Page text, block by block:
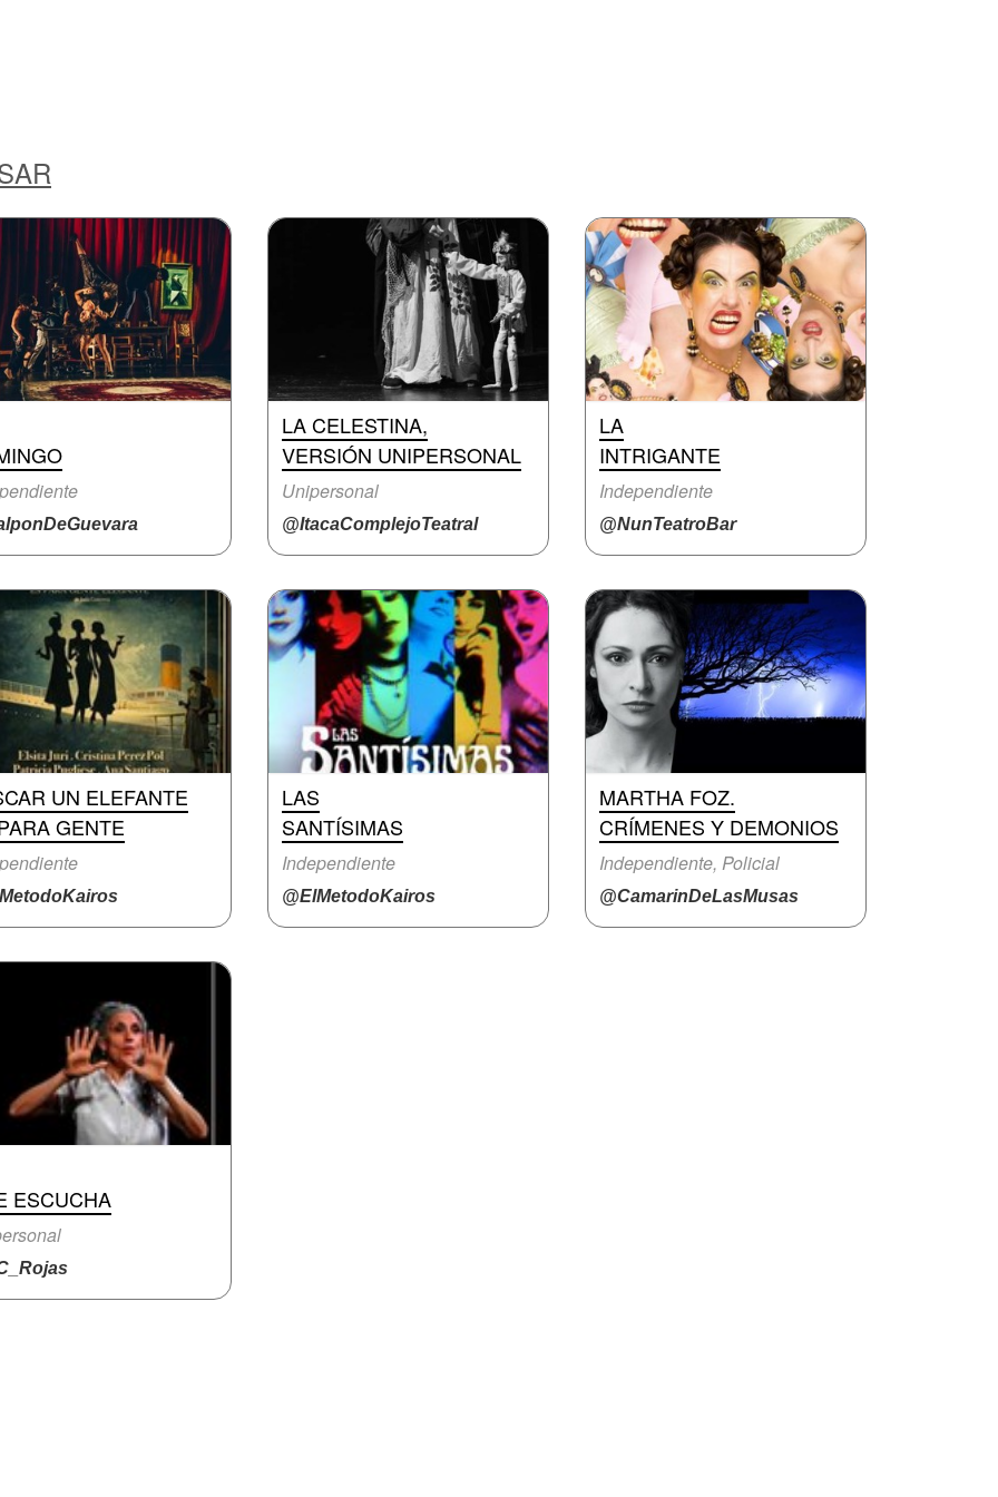
LA CELESTINA,
VERSIÓN UNIPERSONAL
Unipersonal
@ItacaComplejoTeatral
LA
INTRIGANTE
Independiente
@NunTeatroBar
UN ELEFANTE
GENTE
LAS
SANTÍSIMAS
Independiente
@ElMetodoKairos
MARTHA FOZ.
CRÍMENES Y DEMONIOS
Independiente, Policial
@CamarinDeLasMusas
ESCUCHA